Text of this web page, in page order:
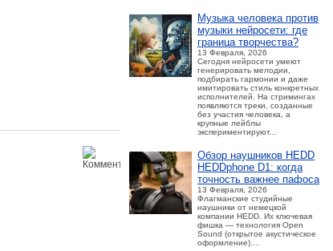
Музыка человека против
музыки нейросети: где
граница творчества?
13 Февраля, 2026
Сегодня нейросети умеют
генерировать мелодии,
подбирать гармонии и даже
имитировать стиль конкретных
исполнителей. На стримингах
появляются треки, созданные
без участия человека, а
крупные лейблы
экспериментируют...
Обзор наушников HEDD
HEDDphone D1: когда
точность важнее пафоса
13 Февраля, 2026
Флагманские студийные
наушники от немецкой
компании HEDD. Их ключевая
фишка — технология Open
Sound (открытое акустическое
оформление)....